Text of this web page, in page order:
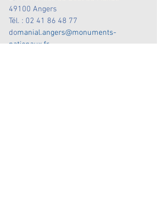
49100 Angers
Tél. : 02 41 86 48 77
domanial.angers@monuments-
nationaux.fr